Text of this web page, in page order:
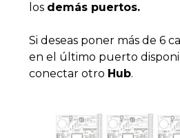
los demás puertos.
Si deseas poner más de 6
en el último puerto
conectar otro Hub.